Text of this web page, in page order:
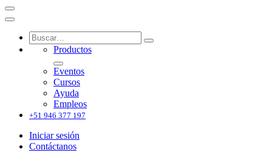
Productos
Eventos
Cursos
Ayuda
Empleos
+51 946 377 197
Iniciar sesión
Contáctanos